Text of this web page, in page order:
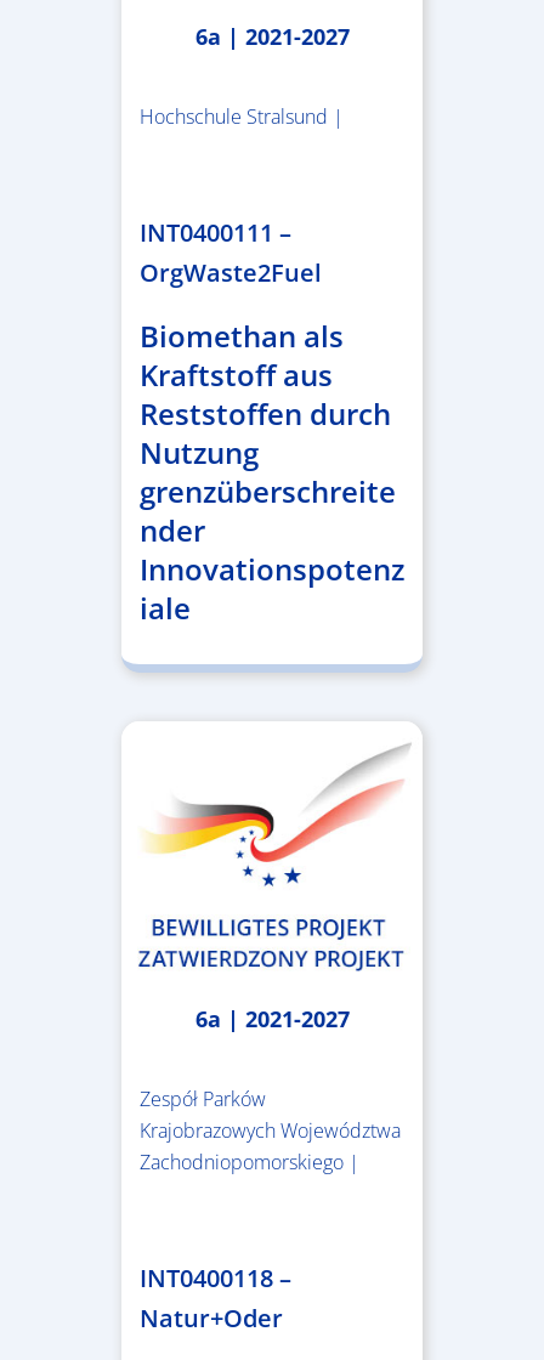
6a | 2021-2027
Hochschule Stralsund |
INT0400111 –
OrgWaste2Fuel
Biomethan als
Kraftstoff aus
Reststoffen durch
Nutzung
grenzüberschreite
nder
Innovationspotenz
iale
6a | 2021-2027
Zespół Parków
Krajobrazowych Województwa
Zachodniopomorskiego |
INT0400118 –
Natur+Oder